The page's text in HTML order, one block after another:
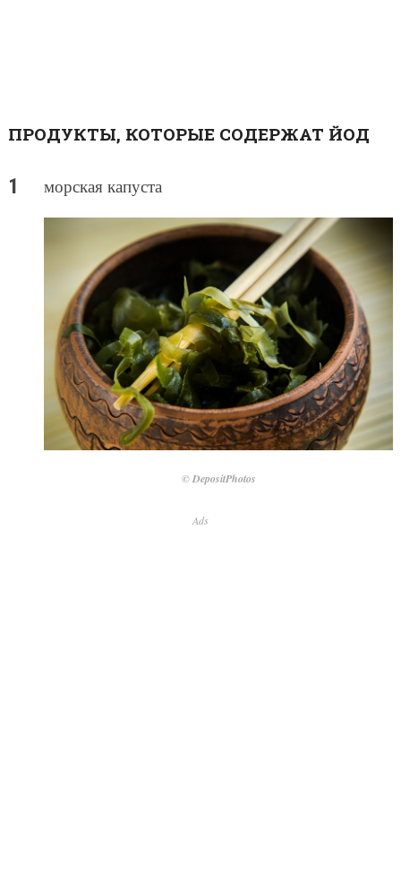
ПРОДУКТЫ, КОТОРЫЕ СОДЕРЖАТ ЙОД
морская капуста
© DepositPhotos
Ads